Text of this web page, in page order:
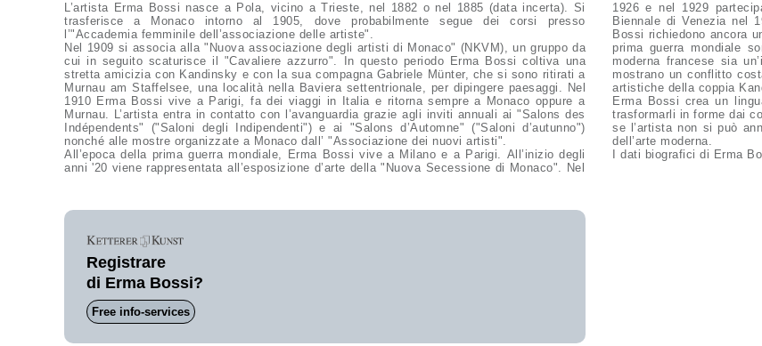
L’artista Erma Bossi nasce a Pola, vicino a Trieste, nel 1882 o nel 1885 (data incerta). Si
trasferisce a Monaco intorno al 1905, dove probabilmente segue dei corsi presso
l’"Accademia femminile dell’associazione delle artiste".
Nel 1909 si associa alla "Nuova associazione degli artisti di Monaco" (NKVM), un gruppo da
cui in seguito scaturisce il "Cavaliere azzurro". In questo periodo Erma Bossi coltiva una
stretta amicizia con Kandinsky e con la sua compagna Gabriele Münter, che si sono ritirati a
Murnau am Staffelsee, una località nella Baviera settentrionale, per dipingere paesaggi. Nel
1910 Erma Bossi vive a Parigi, fa dei viaggi in Italia e ritorna sempre a Monaco oppure a
Murnau. L’artista entra in contatto con l’avanguardia grazie agli inviti annuali ai "Salons des
Indépendents" ("Saloni degli Indipendenti") e ai "Salons d’Automne" ("Saloni d’autunno")
nonché alle mostre organizzate a Monaco dall’ "Associazione dei nuovi artisti".
All’epoca della prima guerra mondiale, Erma Bossi vive a Milano e a Parigi. All’inizio degli
anni '20 viene rappresentata all’esposizione d’arte della "Nuova Secessione di Monaco". Nel
1926 e nel 1929
Biennale di Venezia nel
Bossi richiedono ancora
prima guerra mondiale
moderna francese sia
mostrano un conflitto
artistiche della coppia
Erma Bossi crea un
trasformarli in forme dai
se l’artista non si può
dell’arte moderna.
I dati biografici di Erma
Registrare
di Erma Bossi?
Free info-services